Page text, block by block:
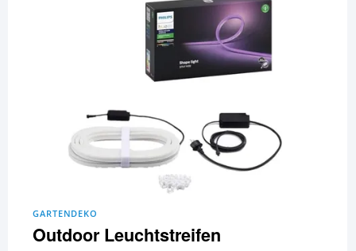
GARTENDEKO
Outdoor Leuchtstreifen